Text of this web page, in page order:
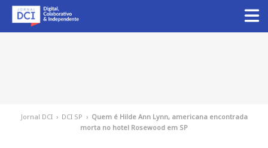
Jornal DCI › DCI SP › Quem é Hilde Ann Lynn, americana encontrada
morta no hotel Rosewood em SP